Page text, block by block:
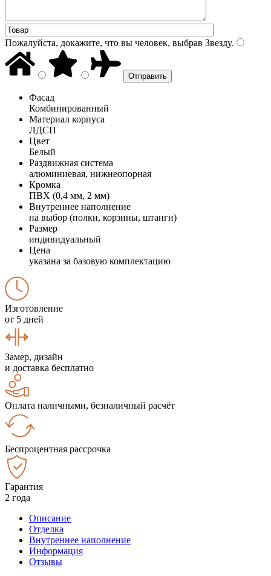
Пожалуйста, докажите, что вы человек, выбрав Звезду.
Фасад
Комбинированный
Материал корпуса
ЛДСП
Цвет
Белый
Раздвижная система
алюминиевая, нижнеопорная
Кромка
ПВХ (0,4 мм, 2 мм)
Внутреннее наполнение
на выбор (полки, корзины, штанги)
Размер
индивидуальный
Цена
указана за базовую комплектацию
Изготовление
от 5 дней
Замер, дизайн
и доставка бесплатно
Оплата наличными, безналичный расчёт
Беспроцентная рассрочка
Гарантия
2 года
Описание
Отделка
Внутреннее наполнение
Информация
Отзывы